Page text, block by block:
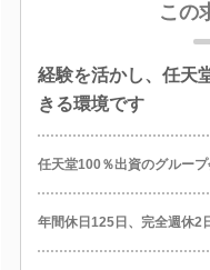
この
経験を活かし、任天
きる環境です
任天堂100％出資のグループ
年間休日125日、完全週休2